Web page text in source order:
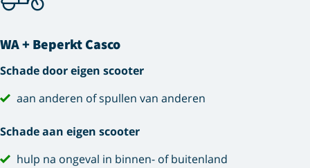
WA + Beperkt Casco
Schade door eigen scooter
aan anderen of spullen van anderen
Schade aan eigen scooter
hulp na ongeval in binnen- of buitenland